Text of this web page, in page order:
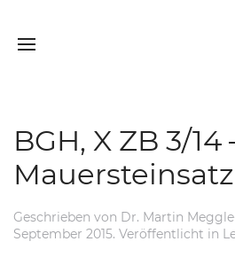
BGH, X ZB 3/14
Mauersteinsatz
Geschrieben von Dr. Martin
September 2015. Veröffentlicht in